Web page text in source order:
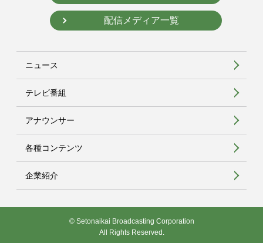
配信メディア一覧
ニュース
テレビ番組
アナウンサー
各種コンテンツ
企業紹介
© Setonaikai Broadcasting Corporation
All Rights Reserved.